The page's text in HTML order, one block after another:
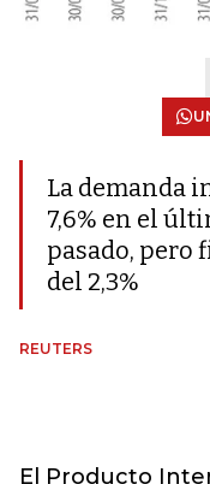
La demanda
7,6% en el
pasado, pero
del 2,3%
REUTERS
El Producto